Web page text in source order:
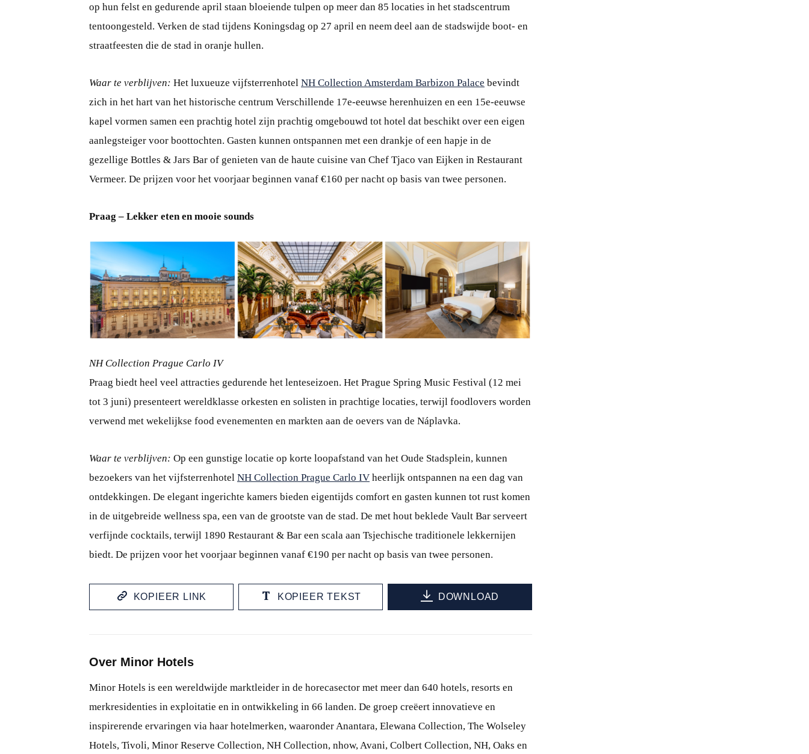
op hun felst en gedurende april staan bloeiende tulpen op meer dan 85 locaties in het stadscentrum
tentoongesteld. Verken de stad tijdens Koningsdag op 27 april en neem deel aan de stadswijde boot- en
straatfeesten die de stad in oranje hullen.
Waar te verblijven: Het luxueuze vijfsterrenhotel NH Collection Amsterdam Barbizon Palace bevindt
zich in het hart van het historische centrum Verschillende 17e-eeuwse herenhuizen en een 15e-eeuwse
kapel vormen samen een prachtig hotel zijn prachtig omgebouwd tot hotel dat beschikt over een eigen
aanlegsteiger voor boottochten. Gasten kunnen ontspannen met een drankje of een hapje in de
gezellige Bottles & Jars Bar of genieten van de haute cuisine van Chef Tjaco van Eijken in Restaurant
Vermeer. De prijzen voor het voorjaar beginnen vanaf €160 per nacht op basis van twee personen.
Praag – Lekker eten en mooie sounds
PNG
NH Collection Prague Carlo IV
Praag biedt heel veel attracties gedurende het lenteseizoen. Het Prague Spring Music Festival (12 mei
tot 3 juni) presenteert wereldklasse orkesten en solisten in prachtige locaties, terwijl foodlovers worden
verwend met wekelijkse food evenementen en markten aan de oevers van de Náplavka.
Waar te verblijven: Op een gunstige locatie op korte loopafstand van het Oude Stadsplein, kunnen
bezoekers van het vijfsterrenhotel NH Collection Prague Carlo IV heerlijk ontspannen na een dag van
ontdekkingen. De elegant ingerichte kamers bieden eigentijds comfort en gasten kunnen tot rust komen
in de uitgebreide wellness spa, een van de grootste van de stad. De met hout beklede Vault Bar serveert
verfijnde cocktails, terwijl 1890 Restaurant & Bar een scala aan Tsjechische traditionele lekkernijen
biedt. De prijzen voor het voorjaar beginnen vanaf €190 per nacht op basis van twee personen.
KOPIEER LINK KOPIEER TEKST DOWNLOAD
Over Minor Hotels
Minor Hotels is een wereldwijde marktleider in de horecasector met meer dan 640 hotels, resorts en
merkresidenties in exploitatie en in ontwikkeling in 66 landen. De groep creëert innovatieve en
inspirerende ervaringen via haar hotelmerken, waaronder Anantara, Elewana Collection, The Wolseley
Hotels, Tivoli, Minor Reserve Collection, NH Collection, nhow, Avani, Colbert Collection, NH, Oaks en